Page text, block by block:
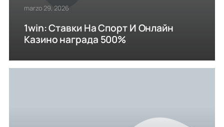
marzo 29, 2026
1win: Ставки На Cпорт И Онлайн
Казино награда 500%